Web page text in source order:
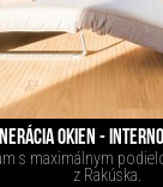
OKIEN -
s maximálnym
z Rakúska.